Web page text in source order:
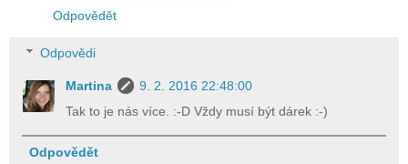
Odpovědět
Odpovědi
Martina
9. 2. 2016 22:48:00
Tak to je nás více. :-D Vždy musí být dárek :-)
Odpovědět